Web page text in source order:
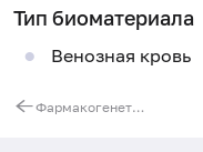
Тип биоматериала
Венозная кровь
Фармакогенетическое исследования для назначения тиопуринов (азатиоприн, меркаптопурин, тиогуанин), ген TPMT